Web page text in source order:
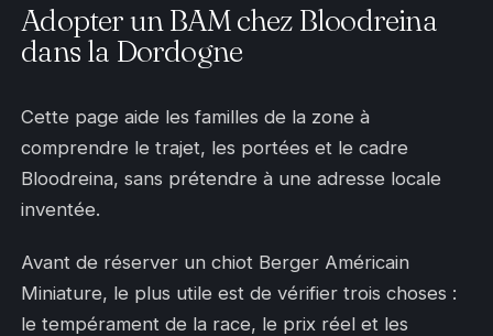
Adopter un BAM chez Bloodreina
dans la Dordogne
Cette page aide les familles de la zone à
comprendre le trajet, les portées et le cadre
Bloodreina, sans prétendre à une adresse locale
inventée.
Avant de réserver un chiot Berger Américain
Miniature, le plus utile est de vérifier trois choses :
le tempérament de la race, le prix réel et les